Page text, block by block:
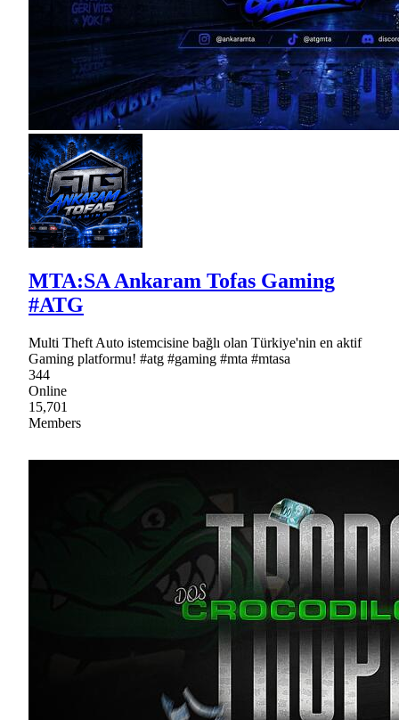
MTA:SA Ankaram Tofas Gaming
#ATG
Multi Theft Auto istemcisine bağlı olan Türkiye'nin en aktif
Gaming platformu! #atg #gaming #mta #mtasa
344
Online
15,701
Members